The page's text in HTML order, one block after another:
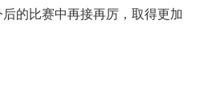
的比赛中再接再厉，取得更加